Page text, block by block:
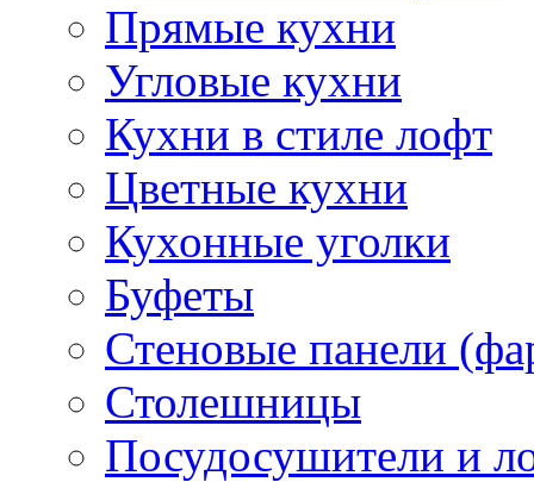
Прямые кухни
Угловые кухни
Кухни в стиле лофт
Цветные кухни
Кухонные уголки
Буфеты
Стеновые панели
Столешницы
Посудосушители и